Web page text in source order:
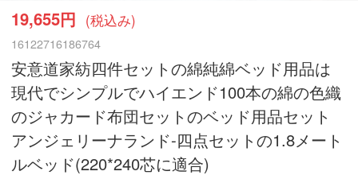
19,655円 (税込み)
16122716186764
安意道家紡四件セットの綿純綿ベッド用品は
現代でシンプルでハイエンド100本の綿の色織
のジャカード布団セットのベッド用品セット
アンジェリーナランド-四点セットの1.8メート
ルベッド(220*240芯に適合)